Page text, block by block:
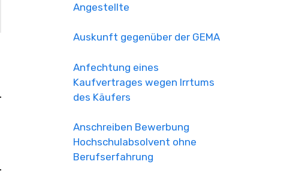
Angestellte
Auskunft gegenüber der GEMA
Anfechtung eines
Kaufvertrages wegen Irrtums
des Käufers
Anschreiben Bewerbung
Hochschulabsolvent ohne
Berufserfahrung